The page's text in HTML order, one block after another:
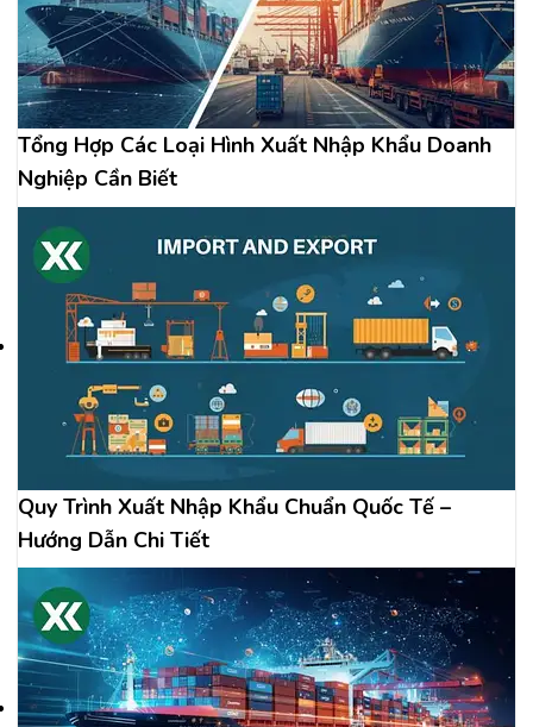
Tổng Hợp Các Loại Hình Xuất Nhập Khẩu Doanh
Nghiệp Cần Biết
Quy Trình Xuất Nhập Khẩu Chuẩn Quốc Tế –
Hướng Dẫn Chi Tiết